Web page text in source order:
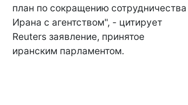
план по сокращению сотрудничества
Ирана с агентством", - цитирует
Reuters заявление, принятое
иранским парламентом.